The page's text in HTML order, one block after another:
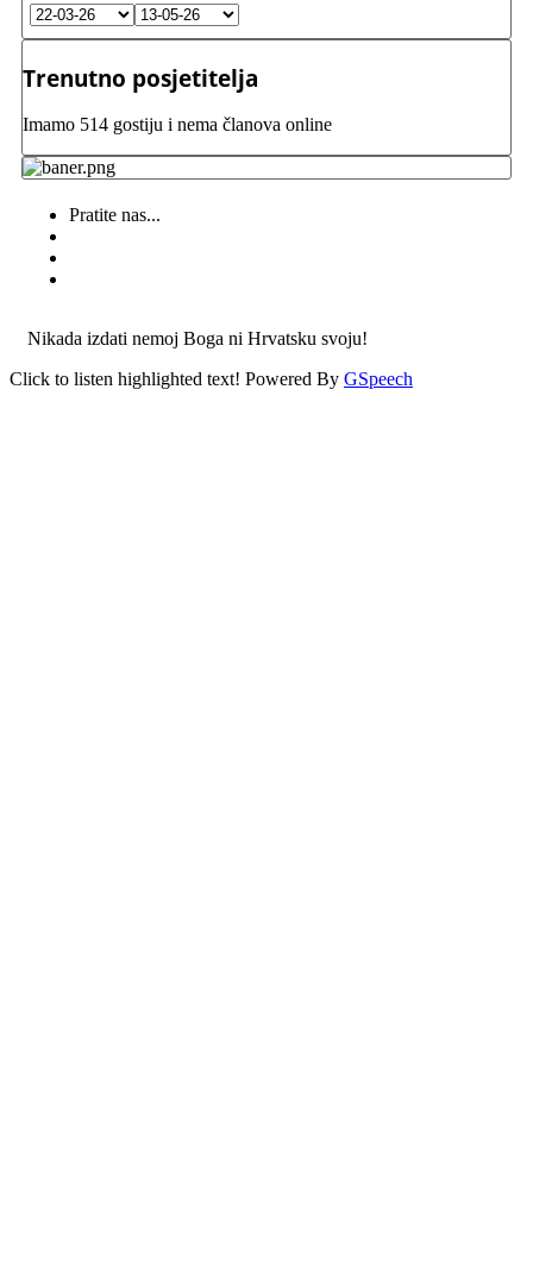
Trenutno posjetitelja
Imamo 514 gostiju i nema članova online
Pratite nas...
Nikada izdati nemoj Boga ni Hrvatsku svoju!
Click to listen highlighted text! Powered By GSpeech